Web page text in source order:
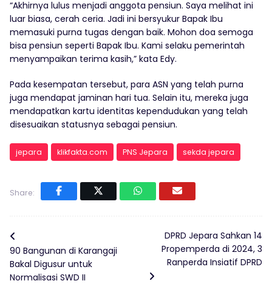
“Akhirnya lulus menjadi anggota pensiun. Saya melihat ini
luar biasa, cerah ceria. Jadi ini bersyukur Bapak Ibu
memasuki purna tugas dengan baik. Mohon doa semoga
bisa pensiun seperti Bapak Ibu. Kami selaku pemerintah
menyampaikan terima kasih,” kata Edy.
Pada kesempatan tersebut, para ASN yang telah purna
juga mendapat jaminan hari tua. Selain itu, mereka juga
mendapatkan kartu identitas kependudukan yang telah
disesuaikan statusnya sebagai pensiun.
jepara klikfakta.com PNS Jepara sekda jepara
Share:
90 Bangunan di Karangaji
Bakal Digusur untuk
Normalisasi SWD II
DPRD Jepara Sahkan 14
Propemperda di 2024, 3
Ranperda Insiatif DPRD